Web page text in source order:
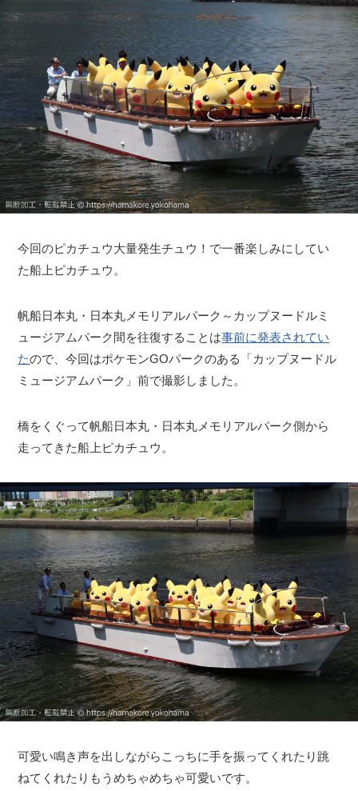
今回のピカチュウ大量発生チュウ！で一番楽しみにしてい
た船上ピカチュウ。
帆船日本丸・日本丸メモリアルパーク～カップヌードルミ
ュージアムパーク間を往復することは事前に発表されてい
たので、今回はポケモンGOパークのある「カップヌードル
ミュージアムパーク」前で撮影しました。
橋をくぐって帆船日本丸・日本丸メモリアルパーク側から
走ってきた船上ピカチュウ。
可愛い鳴き声を出しながらこっちに手を振ってくれたり跳
ねてくれたりもうめちゃめちゃ可愛いです。